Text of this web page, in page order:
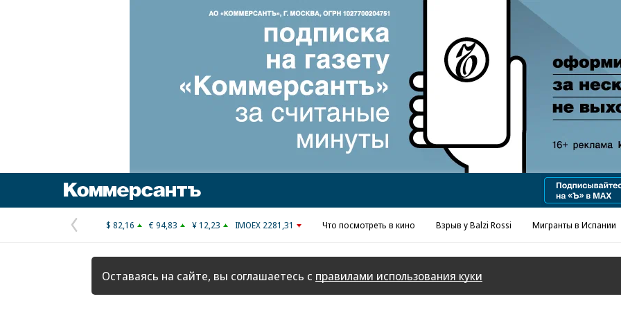
Реклама в «Ъ» www.kommersant.ru/ad
Предыдущая
страница
$ 82,16 € 94,83 ¥ 12,23 IMOEX 2281,31 Что посмотреть в кино Взрыв у Balzi Rossi Мигранты в Испании
Оставаясь на сайте, вы соглашаетесь с правилами использования куки